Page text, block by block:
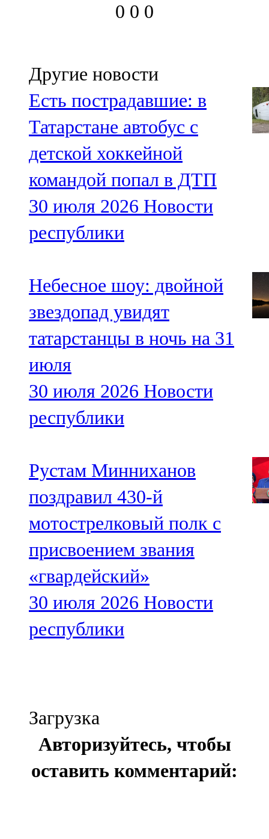
0 0 0
Другие новости
Есть пострадавшие: в
Татарстане автобус с
детской хоккейной
командой попал в ДТП
30 июля 2026 Новости
республики
Небесное шоу: двойной
звездопад увидят
татарстанцы в ночь на 31
июля
30 июля 2026 Новости
республики
Рустам Минниханов
поздравил 430-й
мотострелковый полк с
присвоением звания
«гвардейский»
30 июля 2026 Новости
республики
Загрузка
Авторизуйтесь, чтобы
оставить комментарий: